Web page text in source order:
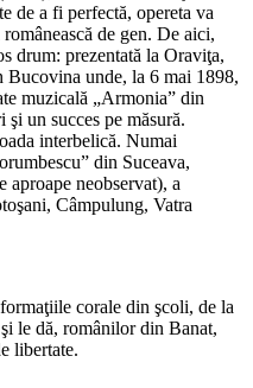
de a fi perfectă, opereta va
de gen. De aici,
drum: prezentată la Oraviţa,
unde, la 6 mai 1898,
muzicală „Armonia” din
un succes pe măsură.
interbelică. Numai
din Suceava,
aproape neobservat), a
Câmpulung, Vatra
corale din şcoli, de la
le dă, românilor din Ba­nat,
li­bertate.